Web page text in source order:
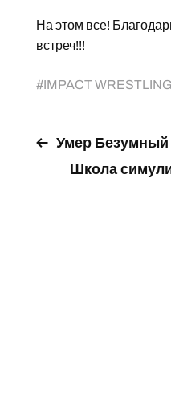
На этом все!
встреч!!!
#IMPACT WRESTLING
Умер
Школа